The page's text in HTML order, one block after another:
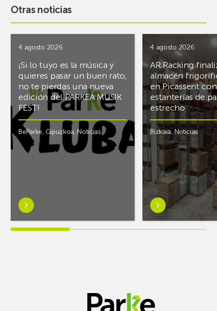
Otras noticias
4 agosto 2026
¡Si lo tuyo es la música y
quieres pasar un buen rato,
no te pierdas una nueva
edición del PARKEA MUSIK
FEST!
BeParke, Gipuzkoa, Noticias
Saber
más
sobre¡Si
4 agosto 2026
AR Racking
almacén
en Picassent con
estanterías de
estrecho
Bizkaia,Noticias
Saber
más
PCS